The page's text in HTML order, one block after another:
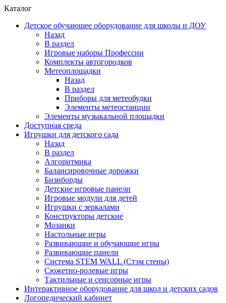
Каталог
Детское обучающее оборудование для школы и ДОУ
Назад
В раздел
Игровые наборы Профессии
Комплекты автогородков
Метеоплощадки
Назад
В раздел
Приборы для метеобудки
Элементы метеостанции
Элементы музыкальной площадки
Доступная среда
Игрушки для детского сада
Назад
В раздел
Алгоритмика
Балансировочные дорожки
Бизиборды
Детские игровые панели
Игровые модули для детей
Игрушки с зеркалами
Конструкторы детские
Мозаики
Настольные игры
Развивающие и обучающие игры
Развивающие панели
Система STEM WALL (Cтэм стены)
Сюжетно-ролевые игры
Тактильные и сенсорные игры
Интерактивное оборудование для школ и детских садов
Логопедический кабинет